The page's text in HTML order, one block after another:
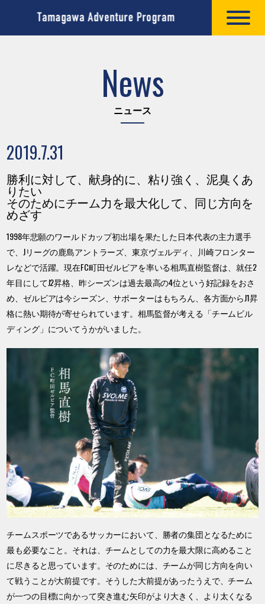
News
ニュース
2019.7.31
勝利に対して、献身的に、粘り強く、泥臭くあ
りたい
そのためにチーム力を最大化して、同じ方向を
めざす
1998年悲願のワールドカップ初出場を果たした日本代表の主力選手
で、Jリーグの鹿島アントラーズ、東京ヴェルディ、川崎フロンター
レなどで活躍。現在FC町田ゼルビアを率いる相馬直樹監督は、就任2
年目にしてJ2昇格、昨シーズンは過去最高の4位という好記録をおさ
め、ゼルビアは今シーズン、サポーターはもちろん、各方面からJ1昇
格に熱い期待が寄せられています。相馬監督が考える「チームビル
ディング」についてうかがいました。
チームスポーツであるサッカーにおいて、勝者の集団となるために
最も必要なこと。それは、チームとしての力を最大限に高めること
に尽きると思っています。そのためには、チームが同じ方向を向い
て戦うことが大前提です。そうした大前提があったうえで、チーム
が一つの目標に向かって突き進む矢印がより大きく、より太くなる